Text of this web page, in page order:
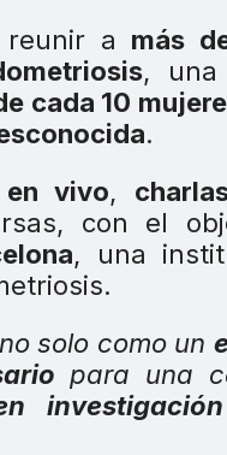
a más
, una
cada 10
.
en vivo,
con el
, una
solo como un
para una
investigación